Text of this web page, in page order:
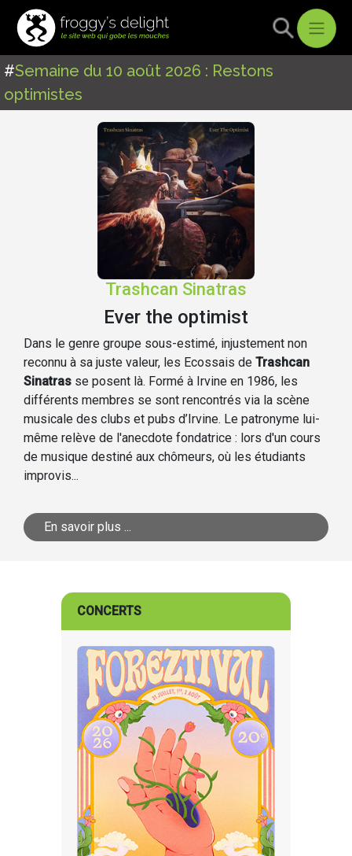
#Semaine du 10 août 2026 : Restons
optimistes
Trashcan Sinatras
Ever the optimist
Dans le genre groupe sous-estimé, injustement non
reconnu à sa juste valeur, les Ecossais de Trashcan
Sinatras se posent là. Formé à Irvine en 1986, les
différents membres se sont rencontrés via la scène
musicale des clubs et pubs d’Irvine. Le patronyme lui-
même relève de l'anecdote fondatrice : lors d'un cours
de musique destiné aux chômeurs, où les étudiants
improvis...
En savoir plus ...
CONCERTS